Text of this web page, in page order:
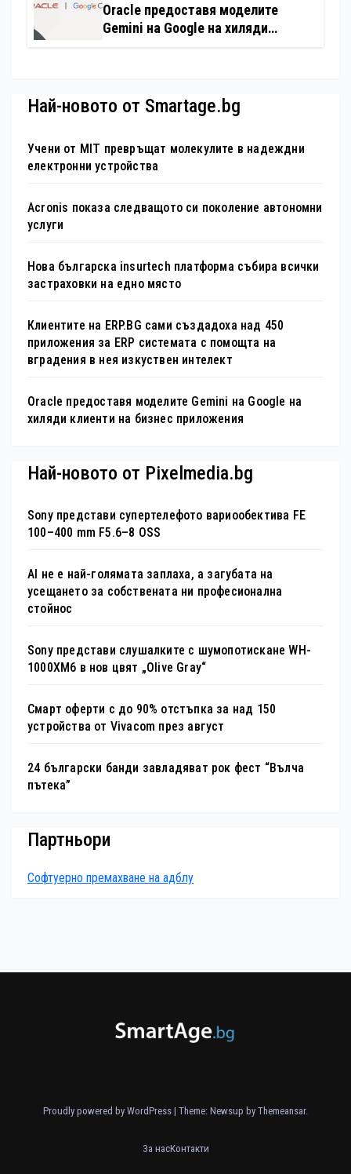
Oracle предоставя моделите
Gemini на Google на хиляди
Най-новото от Smartage.bg
Учени от MIT превръщат молекулите в надеждни
електронни устройства
Acronis показа следващото си поколение автономни
услуги
Нова българска insurtech платформа събира всички
застраховки на едно място
Клиентите на ERP.BG сами създадоха над 450
приложения за ERP системата с помощта на
вградения в нея изкуствен интелект
Oracle предоставя моделите Gemini на Google на
хиляди клиенти на бизнес приложения
Най-новото от Pixelmedia.bg
Sony представи супертелефото вариообектива FE
100–400 mm F5.6–8 OSS
AI не е най-голямата заплаха, а загубата на
усещането за собствената ни професионална
стойнос
Sony представи слушалките с шумопотискане WH-
1000XM6 в нов цвят „Olive Gray“
Смарт оферти с до 90% отстъпка за над 150
устройства от Vivacom през август
24 български банди завладяват рок фест “Вълча
пътека”
Партньори
Софтуерно премахване на адблу
Proudly powered by WordPress | Theme: Newsup by Themeansar.
За насКонтакти